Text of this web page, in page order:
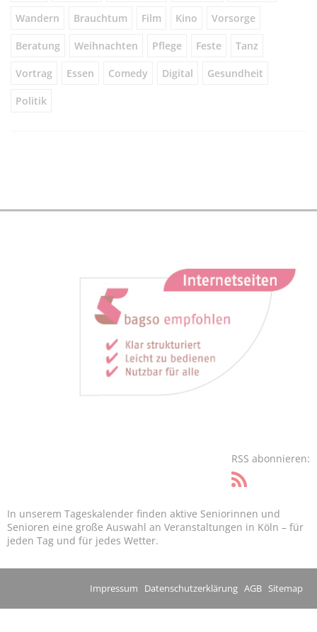
Wandern Brauchtum Film Kino Vorsorge
Beratung Weihnachten Pflege Feste Tanz
Vortrag Essen Comedy Digital Gesundheit
Politik
RSS abonnieren:
In unserem Tageskalender finden aktive Seniorinnen und
Senioren eine große Auswahl an Veranstaltungen in Köln – für
jeden Tag und für jedes Wetter.
Impressum Datenschutzerklärung AGB Sitemap